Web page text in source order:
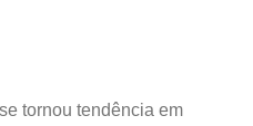
tornou tendência em